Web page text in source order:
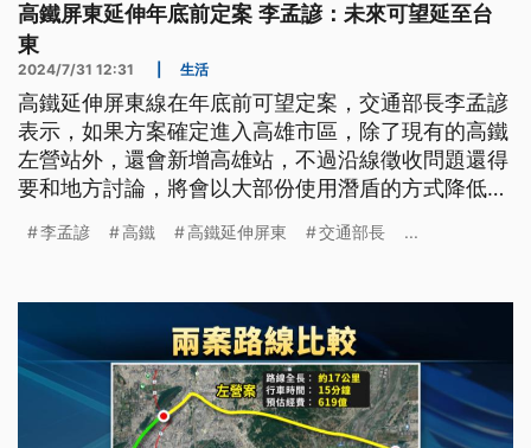
高鐵屏東延伸年底前定案 李孟諺：未來可望延至台
東
2024/7/31 12:31 生活
高鐵延伸屏東線在年底前可望定案，交通部長李孟諺
表示，如果方案確定進入高雄市區，除了現有的高鐵
左營站外，還會新增高雄站，不過沿線徵收問題還得
要和地方討論，將會以大部份使用潛盾的方式降低影
步評估。
李孟諺 高鐵 高鐵延伸屏東 交通部長 ...